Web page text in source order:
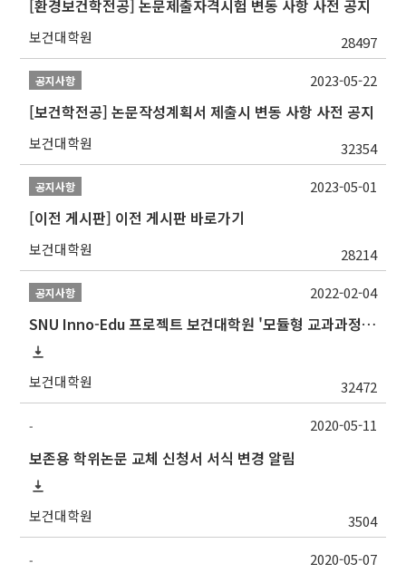
[환경보건학전공] 논문제출자격시험 변동 사항 사전 공지
보건대학원 28497
공지사항
[보건학전공] 논문작성계획서 제출시 변동 사항 사전 공지
보건대학원 32354
2023-05-22
공지사항
[이전 게시판] 이전 게시판 바로가기
보건대학원 28214
2023-05-01
공지사항
SNU Inno-Edu 프로젝트 보건대학원 '모듈형 교과과정' 안내(revised 2022/2/28)
보건대학원 32472
2022-02-04
-
보존용 학위논문 교체 신청서 서식 변경 알림
보건대학원 3504
2020-05-11
- 2020-05-07